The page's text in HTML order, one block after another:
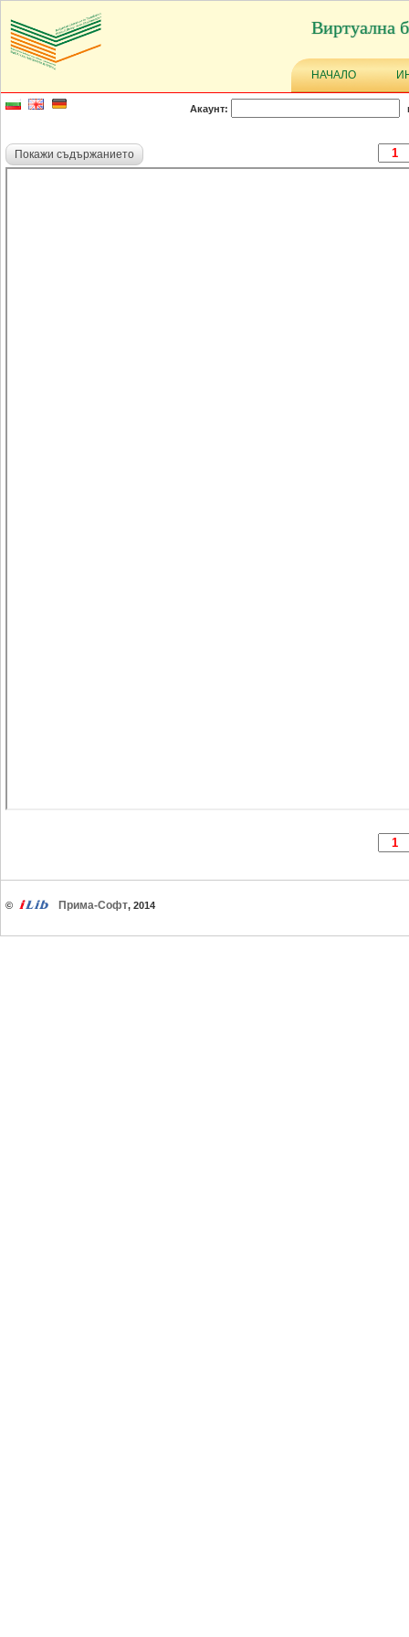
Виртуална
НАЧАЛО
Акаунт:
Покажи съдържанието
© Прима-Софт, 2014